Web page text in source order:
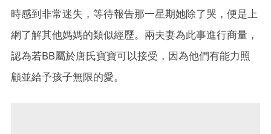
時感到非常迷失，等待報告那一星期她除了哭，便是上
網了解其他媽媽的類似經歷。兩夫妻為此事進行商量，
認為若BB屬於唐氏寶寶可以接受，因為他們有能力照
顧並給予孩子無限的愛。